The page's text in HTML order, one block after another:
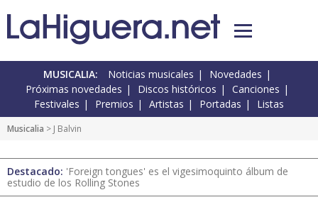
MUSICALIA: Noticias musicales
Novedades
Próximas novedades
Discos históricos
Canciones
Festivales
Premios Artistas Portadas Listas
Musicalia > J Balvin
Destacado: 'Foreign tongues' es el vigesimoquinto álbum de
estudio de los Rolling Stones